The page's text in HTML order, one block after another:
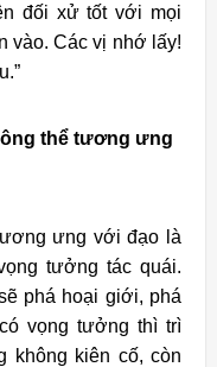
đối xử tốt với mọi
vào. Các vị nhớ lấy!
thể tương ưng
ưng với đạo là
tưởng tác quái.
phá hoại giới, phá
vọng tưởng thì trì
không kiên cố, còn